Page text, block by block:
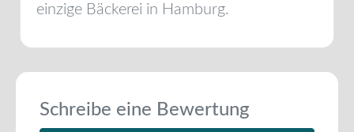
einzige Bäckerei in Hamburg.
Schreibe eine Bewertung